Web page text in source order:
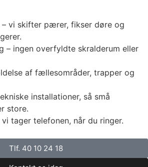
vi skifter pærer, fikser døre og
ingen overfyldte skralderum eller
af fællesområder, trapper og
installationer, så små
store.
tager telefonen, når du ringer.
Tlf. 40 10 24 18